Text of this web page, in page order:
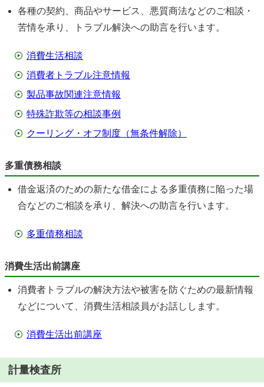
各種の契約、商品やサービス、悪質商法などのご相談・
苦情を承り、トラブル解決への助言を行います。
消費生活相談
消費者トラブル注意情報
製品事故関連注意情報
特殊詐欺等の相談事例
クーリング・オフ制度（無条件解除）
多重債務相談
借金返済のための新たな借金による多重債務に陥った場
合などのご相談を承り、解決への助言を行います。
多重債務相談
消費生活出前講座
消費者トラブルの解決方法や被害を防ぐための最新情報
などについて、消費生活相談員がお話しします。
消費生活出前講座
計量検査所